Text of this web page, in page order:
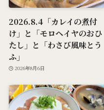
2026.8.4「カレイの煮付
け」と「モロヘイヤのおひ
たし」と「わさび風味とう
ふ」
2026年8月6日